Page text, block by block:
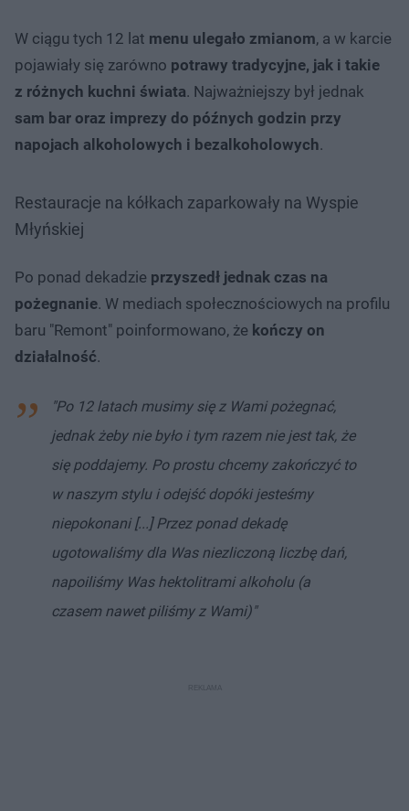
W ciągu tych 12 lat menu ulegało zmianom, a w karcie
pojawiały się zarówno potrawy tradycyjne, jak i takie
z różnych kuchni świata. Najważniejszy był jednak
sam bar oraz imprezy do późnych godzin przy
napojach alkoholowych i bezalkoholowych.
Restauracje na kółkach zaparkowały na Wyspie
Młyńskiej
Po ponad dekadzie przyszedł jednak czas na
pożegnanie. W mediach społecznościowych na profilu
baru "Remont" poinformowano, że kończy on
działalność.
"Po 12 latach musimy się z Wami pożegnać,
jednak żeby nie było i tym razem nie jest tak, że
się poddajemy. Po prostu chcemy zakończyć to
w naszym stylu i odejść dopóki jesteśmy
niepokonani [...] Przez ponad dekadę
ugotowaliśmy dla Was niezliczoną liczbę dań,
napoiliśmy Was hektolitrami alkoholu (a
czasem nawet piliśmy z Wami)"